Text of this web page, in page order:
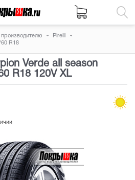
производителю
Pirelli
R18
Verde all season
R18 120VXL